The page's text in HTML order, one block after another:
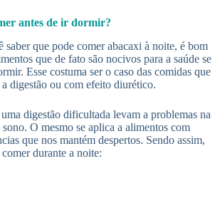
antes de ir dormir?
saber que pode comer abacaxi à noite, é bom
que de fato são nocivos para a saúde se
Esse costuma ser o caso das comidas que
a digestão ou com efeito diurético.
digestão dificultada levam a problemas na
O mesmo se aplica a alimentos com
que nos mantém despertos. Sendo assim,
durante a noite: